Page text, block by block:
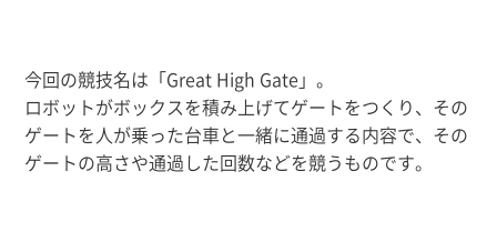
今回の競技名は「Great High Gate」。
ロボットがボックスを積み上げてゲートをつくり、その
ゲートを人が乗った台車と一緒に通過する内容で、 その
ゲートの高さや通過した回数などを競うものです。